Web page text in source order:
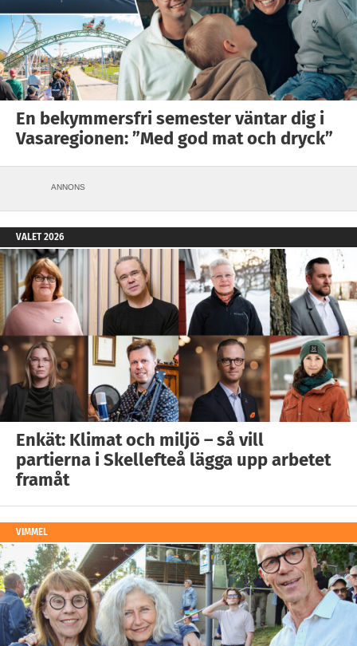
En bekymmersfri semester väntar dig i
Vasaregionen: ”Med god mat och dryck”
ANNONS
VALET 2026
Enkät: Klimat och miljö – så vill
partierna i Skellefteå lägga upp arbetet
framåt
VIMMEL